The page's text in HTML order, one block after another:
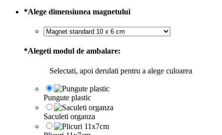
*Alege dimensiunea magnetului
*Alegeti modul de ambalare:
Selectati, apoi derulati pentru a alege culoarea
Pungute plastic
Saculeti organza